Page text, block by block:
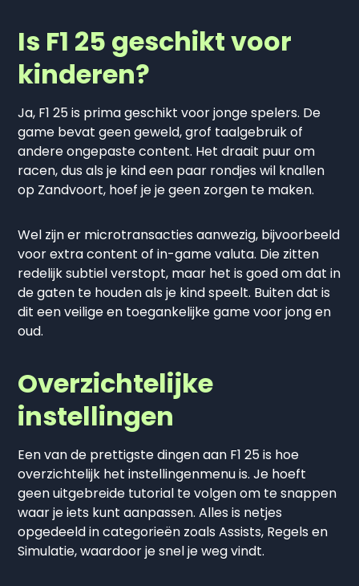
Is F1 25 geschikt voor
kinderen?
Ja, F1 25 is prima geschikt voor jonge spelers. De
game bevat geen geweld, grof taalgebruik of
andere ongepaste content. Het draait puur om
racen, dus als je kind een paar rondjes wil knallen
op Zandvoort, hoef je je geen zorgen te maken.
Wel zijn er microtransacties aanwezig, bijvoorbeeld
voor extra content of in-game valuta. Die zitten
redelijk subtiel verstopt, maar het is goed om dat in
de gaten te houden als je kind speelt. Buiten dat is
dit een veilige en toegankelijke game voor jong en
oud.
Overzichtelijke
instellingen
Een van de prettigste dingen aan F1 25 is hoe
overzichtelijk het instellingenmenu is. Je hoeft
geen uitgebreide tutorial te volgen om te snappen
waar je iets kunt aanpassen. Alles is netjes
opgedeeld in categorieën zoals Assists, Regels en
Simulatie, waardoor je snel je weg vindt.